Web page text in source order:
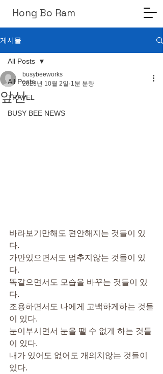
Hong Bo Ram
게시물
All Posts
TRAVEL
BUSY BEE NEWS
All Posts
앞산
busybeeworks
2023년 10월 2일 1분 분량
바라보기만해도 편안해지는 것들이 있
다.
가만있으면서도 멈추지않는 것들이 있
다.
똑같으면서도 모습을 바꾸는 것들이 있
다.
조용하면서도 나에게 고백하게하는 것들
이 있다.
눈이부시면서 눈을 땔 수 없게 하는 것들
이 있다.
내가 있어도 없어도 개의치않는 것들이
있다.